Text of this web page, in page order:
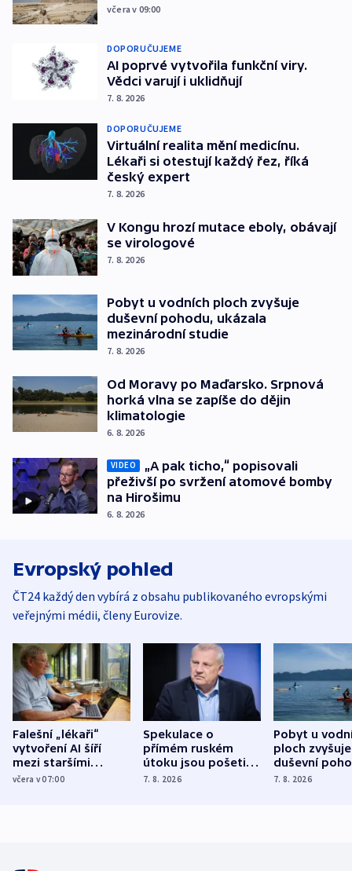
včera v 09:00
DOPORUČUJEME
AI poprvé vytvořila funkční viry.
Vědci varují i uklidňují
7. 8. 2026
DOPORUČUJEME
Virtuální realita mění medicínu.
Lékaři si otestují každý řez, říká
český expert
7. 8. 2026
V Kongu hrozí mutace eboly, obávají
se virologové
7. 8. 2026
Pobyt u vodních ploch zvyšuje
duševní pohodu, ukázala
mezinárodní studie
7. 8. 2026
Od Moravy po Maďarsko. Srpnová
horká vlna se zapíše do dějin
klimatologie
6. 8. 2026
VIDEO
„A pak ticho,“ popisovali
přeživší po svržení atomové bomby
na Hirošimu
6. 8. 2026
Evropský pohled
ČT24 každý den vybírá z obsahu publikovaného evropskými
veřejnými médii, členy Eurovize.
Falešní „lékaři“
vytvoření AI šíří
mezi staršími
Poláky nebezpečné
včera v 07:00
Spekulace o
přímém ruském
útoku jsou pošetilé,
míní estonský
7. 8. 2026
Pobyt u
ploch zvyšuje
duševní
ukázala
7. 8. 2026